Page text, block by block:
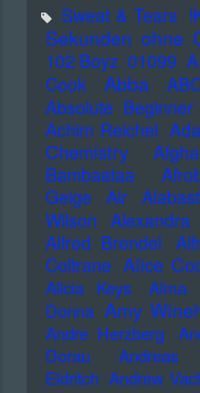
Sweat & Tears
Sekunden ohne
102 Boyz 01099
Cook
Abba
Absolute Beginner
Achim Reichel Ada
Chemistry
Bambaataa
Geige
Air
Wilson Alexandra
Alfred Brendel
Coltrane Alice
Alicia Keys Alma
Donna Amy
Andre Herzberg
Dorau
Andreas
Eldritch Andrew